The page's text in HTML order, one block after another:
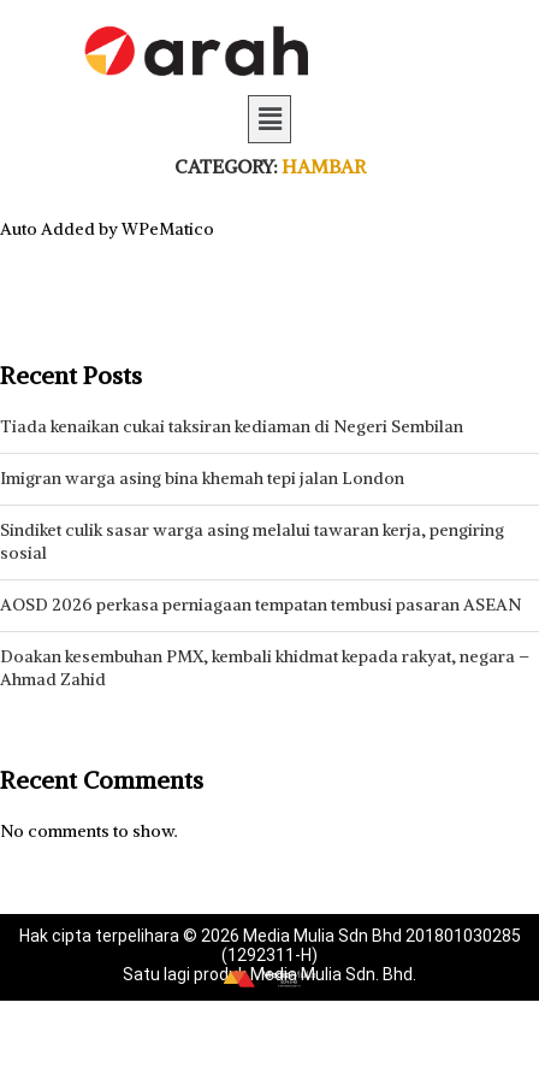
CATEGORY:HAMBAR
Auto Added by WPeMatico
Recent Posts
Tiada kenaikan cukai taksiran kediaman di Negeri Sembilan
Imigran warga asing bina khemah tepi jalan London
Sindiket culik sasar warga asing melalui tawaran kerja, pengiring
sosial
AOSD 2026 perkasa perniagaan tempatan tembusi pasaran ASEAN
Doakan kesembuhan PMX, kembali khidmat kepada rakyat, negara –
Ahmad Zahid
Recent Comments
No comments to show.
Hak cipta terpelihara © 2026 Media Mulia Sdn Bhd 201801030285
(1292311-H)
Satu lagi produk Media Mulia Sdn. Bhd.